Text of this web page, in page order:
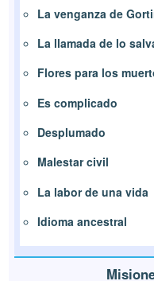
La venganza de
La llamada de lo
Flores para los
Es complicado
Desplumado
Malestar civil
La labor de una vida
Idioma ancestral